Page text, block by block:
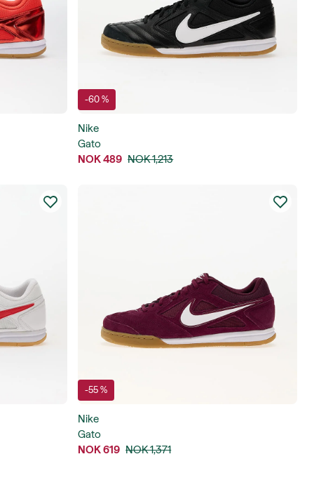
-60 %
Nike
Gato
NOK 489 NOK 1,213
-55 %
Nike
Gato
NOK 619 NOK 1,371